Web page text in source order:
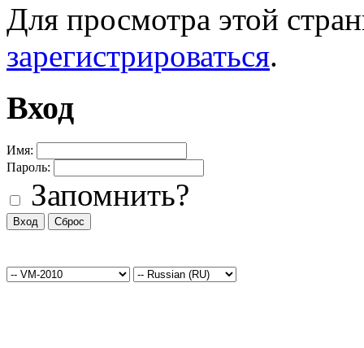
Для просмотра этой
зарегистрироваться.
Вход
Имя:
Пароль:
Запомнить?